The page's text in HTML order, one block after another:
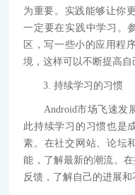
为重要。实践能够让你
一定要在实践中学习。
区，写一些小的应用程
境，这样可以不断提高自
3. 持续学习的习惯
Android市场飞速发展
此持续学习的习惯也是
素。在社交网站、论坛
能，了解最新的潮流。
反馈，了解自己的进展和